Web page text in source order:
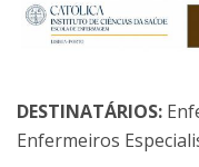
DESTINATÁRIOS:
Enfermeiros